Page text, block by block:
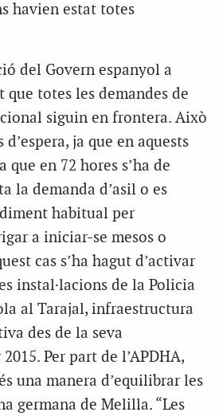
havien estat totes
del Govern espanyol a
que totes les demandes de
siguin en frontera. Això
ja que en aquests
que en 72 hores s’ha de
la demanda d’asil o es
habitual per
a iniciar-se mesos o
cas s’ha hagut d’activar
instal·lacions de la Policia
al Tarajal, infraestructura
des de la seva
Per part de l’APDHA,
una manera d’equilibrar les
germana de Melilla. “Les